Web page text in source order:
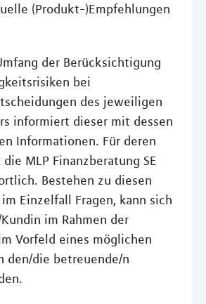
(Produkt-)Empfehlungen
der Berücksichtigung
bei
des jeweiligen
informiert dieser mit dessen
Informationen. Für deren
MLP Finanzberatung SE
Bestehen zu diesen
Einzelfall Fragen, kann sich
im Rahmen der
Vorfeld eines möglichen
den/die betreuende/n